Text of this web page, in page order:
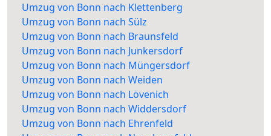
Umzug von Bonn nach Klettenberg
Umzug von Bonn nach Sülz
Umzug von Bonn nach Braunsfeld
Umzug von Bonn nach Junkersdorf
Umzug von Bonn nach Müngersdorf
Umzug von Bonn nach Weiden
Umzug von Bonn nach Lövenich
Umzug von Bonn nach Widdersdorf
Umzug von Bonn nach Ehrenfeld